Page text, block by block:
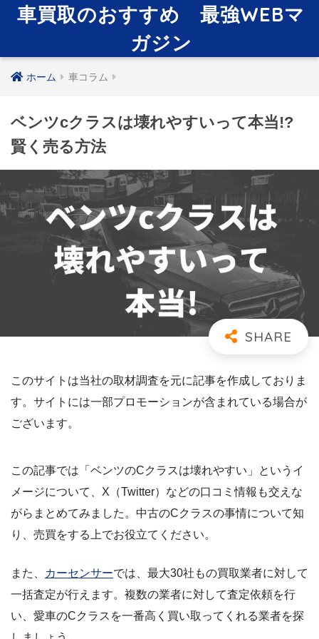
車買取のおすすめ 最強WEBマ
ガジン
ホーム 車コラム
ベンツcクラスは壊れやすいって本当!?
賢く売る方法
このサイトは当社の取材調査を元に記事を作成しておりま
す。サイトには一部プロモーションが含まれている場合が
ございます。
この記事では「ベンツのCクラスは壊れやすい」というイ
メージについて、X（Twitter）などの口コミ情報も交えな
がらまとめてみました。中古のCクラスの事情について知
り、売買をする上でお役立てください。
また、 カーセンサーでは、最大30社もの買取業者に対して
一括査定が行えます。複数の業者に対して査定依頼を行
い、愛車のCクラスを一番高く買い取ってくれる業者を探